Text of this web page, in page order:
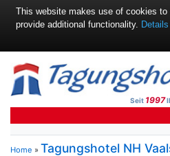
Seit 1997
Home » Tagungshotel NH
This website makes use of cookies to
provide additional functionality. Details